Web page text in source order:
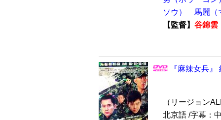
ソウ）
馬麗（
【監督】 谷錦雲
『麻辣女兵
（リージョン
北京語 /字幕：